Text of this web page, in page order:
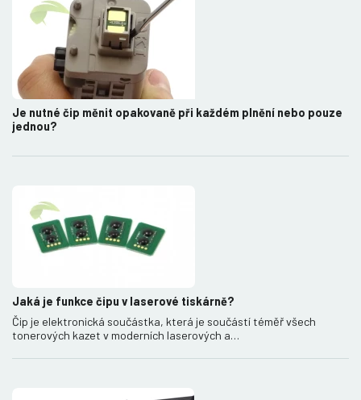
Je nutné čip měnit opakovaně při každém plnění nebo pouze
jednou?
Jaká je funkce čipu v laserové tiskárně?
Čip je elektronická součástka, která je součástí téměř všech
tonerových kazet v moderních laserových a…